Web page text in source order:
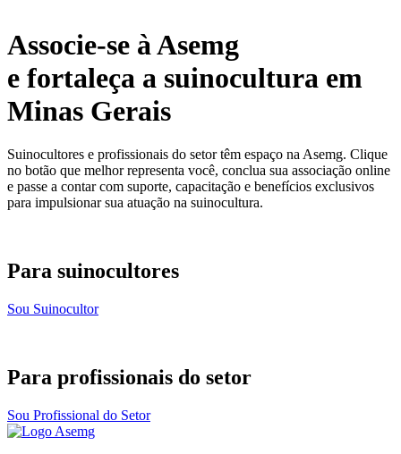
Associe-se à Asemg
e fortaleça a suinocultura em
Minas Gerais
Suinocultores e profissionais do setor têm espaço na Asemg. Clique
no botão que melhor representa você, conclua sua associação online
e passe a contar com suporte, capacitação e benefícios exclusivos
para impulsionar sua atuação na suinocultura.
Para suinocultores
Sou Suinocultor
Para profissionais do setor
Sou Profissional do Setor